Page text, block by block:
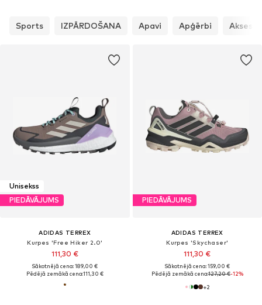
Sports IZPĀRDOŠANA Apavi Apģērbi
Unisekss
PIEDĀVĀJUMS
ADIDAS TERREX
Kurpes 'Free Hiker 2.0'
111,30 €
Sākotnējā cena: 189,00 €
Pēdējā zemākā cena:111,30 €
PIEDĀVĀJUMS
ADIDAS TERREX
Kurpes 'Skychaser'
111,30 €
Sākotnējā cena: 159,00 €
Pēdējā zemākā cena:127,20 €-12%
+2